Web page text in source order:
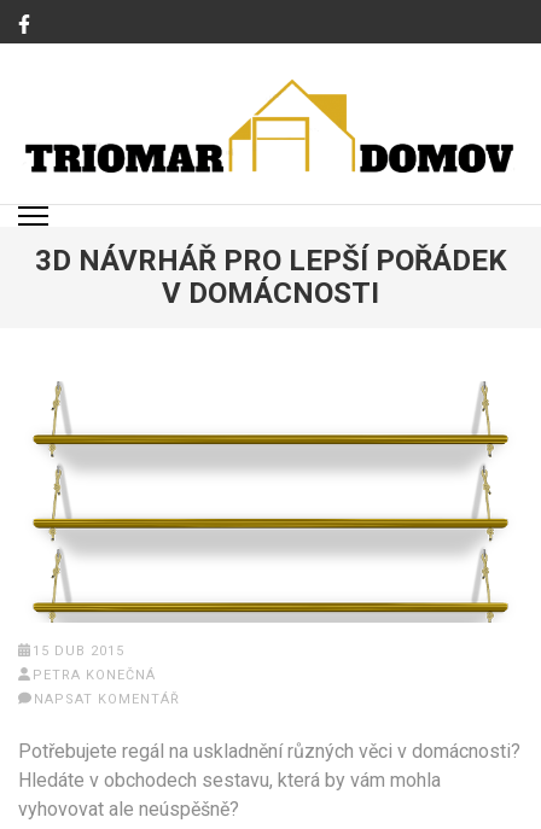
Přeskočit
na
TRIOMAR
3D NÁVRHÁŘ PRO LEPŠÍ POŘÁDEK
V DOMÁCNOSTI
15 DUB 2015
PETRA KONEČNÁ
NAPSAT KOMENTÁŘ
Potřebujete regál na uskladnění různých věci v domácnosti?
Hledáte v obchodech sestavu, která by vám mohla
vyhovovat ale neúspěšně?